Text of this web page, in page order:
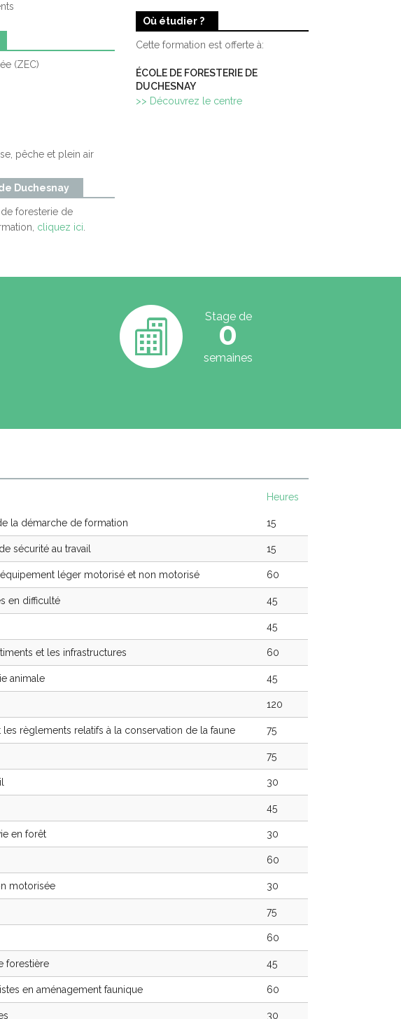
(ZEC)
pêche et plein air
Duchesnay
de foresterie de
cliquez ici
Où étudier ?
Cette formation est offerte à:
ÉCOLE DE FORESTERIE DE
DUCHESNAY
>> Découvrez le centre
Stage de
0
semaines
Heures
la démarche de formation 15
sécurité au travail 15
léger motorisé et non motorisé 60
en difficulté 45
45
et les infrastructures 60
animale 45
120
règlements relatifs à la conservation de la faune 75
75
30
45
en forêt 30
60
motorisée 30
75
60
forestière 45
en aménagement faunique 60
30